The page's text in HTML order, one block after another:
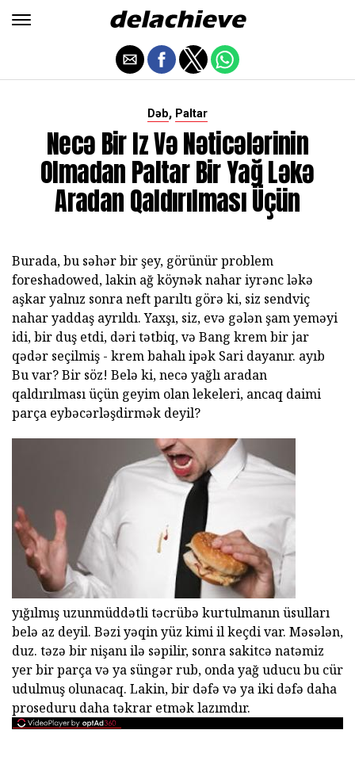
Dəb, Paltar
Necə Bir Iz Və Nəticələrinin
Olmadan Paltar Bir Yağ Ləkə
Aradan Qaldırılması Üçün
Burada, bu səhər bir şey, görünür problem
foreshadowed, lakin ağ köynək nahar iyrənc ləkə
aşkar yalnız sonra neft parıltı görə ki, siz sendviç
nahar yaddaş ayrıldı. Yaxşı, siz, evə gələn şam yeməyi
idi, bir duş etdi, dəri tətbiq, və Bang krem bir jar
qədər seçilmiş - krem bahalı ipək Sari dayanır. ayıb
Bu var? Bir söz! Belə ki, necə yağlı aradan
qaldırılması üçün geyim olan lekeleri, ancaq daimi
parça eybəcərləşdirmək deyil?
yığılmış uzunmüddətli təcrübə kurtulmanın üsulları
belə az deyil. Bəzi yəqin yüz kimi il keçdi var. Məsələn,
duz. təzə bir nişanı ilə səpilir, sonra sakitcə natəmiz
yer bir parça və ya süngər rub, onda yağ uducu bu cür
udulmuş olunacaq. Lakin, bir dəfə və ya iki dəfə daha
proseduru daha təkrar etmək lazımdır.